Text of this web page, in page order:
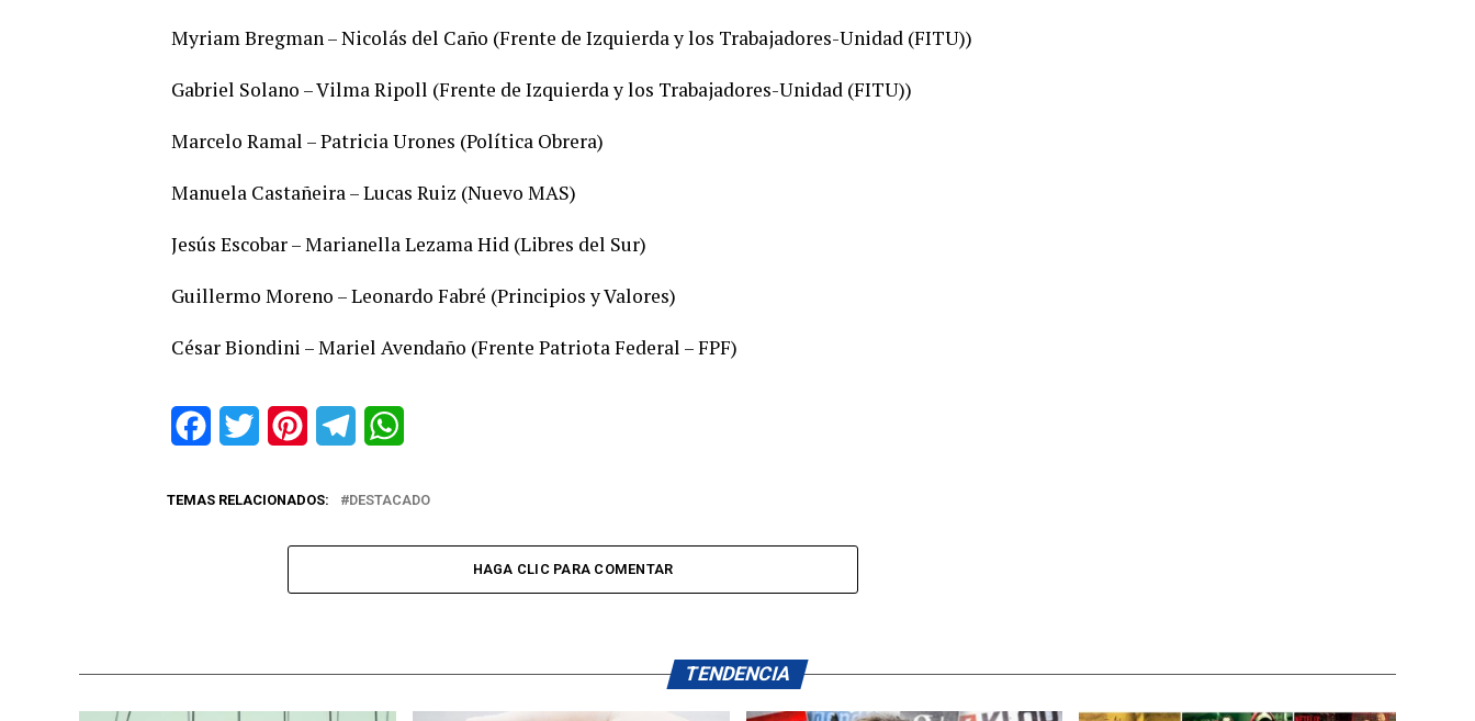
Myriam Bregman – Nicolás del Caño (Frente de Izquierda y los Trabajadores-Unidad (FITU))
Gabriel Solano – Vilma Ripoll (Frente de Izquierda y los Trabajadores-Unidad (FITU))
Marcelo Ramal – Patricia Urones (Política Obrera)
Manuela Castañeira – Lucas Ruiz (Nuevo MAS)
Jesús Escobar – Marianella Lezama Hid (Libres del Sur)
Guillermo Moreno – Leonardo Fabré (Principios y Valores)
César Biondini – Mariel Avendaño (Frente Patriota Federal – FPF)
FacebookTwitter PinterestTelegram
TEMAS RELACIONADOS: DESTACADO
HAGA CLIC PARA COMENTAR
TENDENCIA